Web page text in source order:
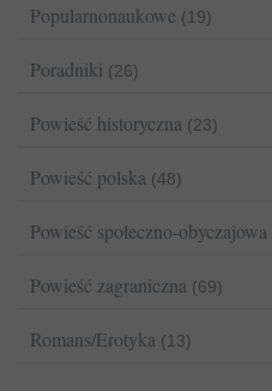
Popularnonaukowe (19)
Poradniki (26)
Powieść historyczna (23)
Powieść polska (48)
Powieść społeczno-obyczajowa
Powieść zagraniczna (69)
Romans/Erotyka (13)